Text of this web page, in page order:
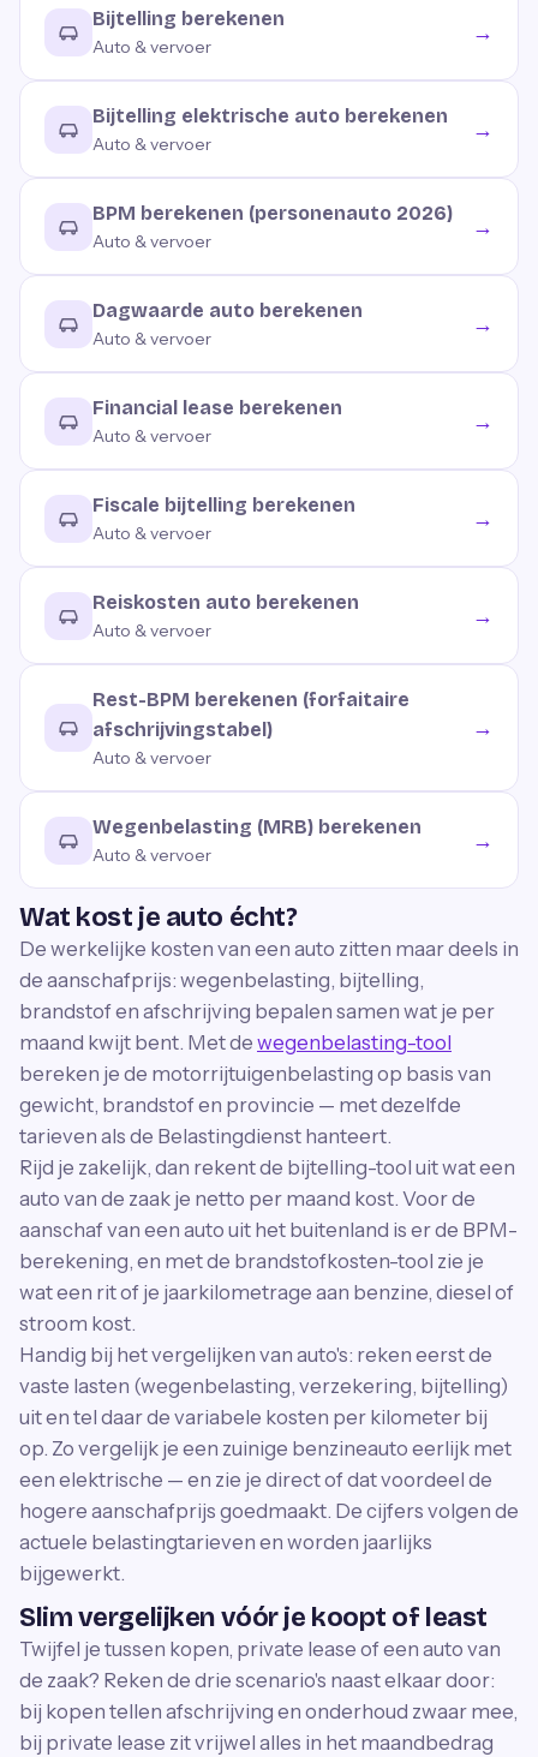
Bijtelling berekenen
Auto & vervoer
→
Bijtelling elektrische auto berekenen
Auto & vervoer
→
BPM berekenen (personenauto 2026)
Auto & vervoer
→
Dagwaarde auto berekenen
Auto & vervoer
→
Financial lease berekenen
Auto & vervoer
→
Fiscale bijtelling berekenen
Auto & vervoer
→
Reiskosten auto berekenen
Auto & vervoer
→
Rest-BPM berekenen (forfaitaire
afschrijvingstabel)
Auto & vervoer
→
Wegenbelasting (MRB) berekenen
Auto & vervoer
→
Wat kost je auto écht?
De werkelijke kosten van een auto zitten maar deels in
de aanschafprijs: wegenbelasting, bijtelling,
brandstof en afschrijving bepalen samen wat je per
maand kwijt bent. Met de wegenbelasting-tool
bereken je de motorrijtuigenbelasting op basis van
gewicht, brandstof en provincie — met dezelfde
tarieven als de Belastingdienst hanteert.
Rijd je zakelijk, dan rekent de bijtelling-tool uit wat een
auto van de zaak je netto per maand kost. Voor de
aanschaf van een auto uit het buitenland is er de BPM-
berekening, en met de brandstofkosten-tool zie je
wat een rit of je jaarkilometrage aan benzine, diesel of
stroom kost.
Handig bij het vergelijken van auto's: reken eerst de
vaste lasten (wegenbelasting, verzekering, bijtelling)
uit en tel daar de variabele kosten per kilometer bij
op. Zo vergelijk je een zuinige benzineauto eerlijk met
een elektrische — en zie je direct of dat voordeel de
hogere aanschafprijs goedmaakt. De cijfers volgen de
actuele belastingtarieven en worden jaarlijks
bijgewerkt.
Slim vergelijken vóór je koopt of least
Twijfel je tussen kopen, private lease of een auto van
de zaak? Reken de drie scenario's naast elkaar door:
bij kopen tellen afschrijving en onderhoud zwaar mee,
bij private lease zit vrijwel alles in het maandbedrag